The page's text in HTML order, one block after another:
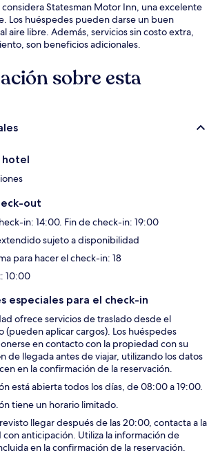
Statesman Motor Inn, una excelente
Los huéspedes pueden darse un buen
aire libre. Además, servicios sin costo extra,
son beneficios adicionales.
sobre esta
hotel
out
in: 14:00. Fin de check-in: 19:00
sujeto a disponibilidad
para hacer el check-in: 18
10:00
especiales para el check-in
ofrece servicios de traslado desde el
(pueden aplicar cargos). Los huéspedes
en contacto con la propiedad con su
de llegada antes de viajar, utilizando los datos
en la confirmación de la reservación.
está abierta todos los días, de 08:00 a 19:00.
tiene un horario limitado.
llegar después de las 20:00, contacta a la
anticipación. Utiliza la información de
en la confirmación de la reservación.